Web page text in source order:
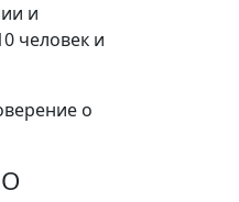
и
человек и
о